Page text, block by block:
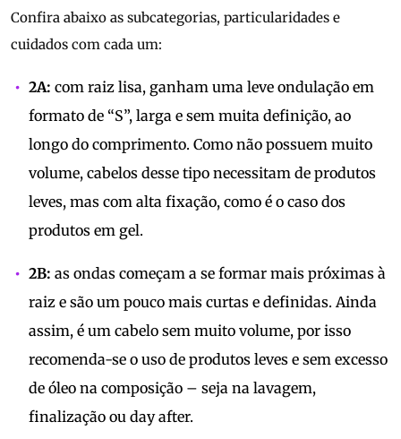
Confira abaixo as subcategorias, particularidades e
cuidados com cada um:
2A: com raiz lisa, ganham uma leve ondulação em
formato de “S”, larga e sem muita definição, ao
longo do comprimento. Como não possuem muito
volume, cabelos desse tipo necessitam de produtos
leves, mas com alta fixação, como é o caso dos
produtos em gel.
2B: as ondas começam a se formar mais próximas à
raiz e são um pouco mais curtas e definidas. Ainda
assim, é um cabelo sem muito volume, por isso
recomenda-se o uso de produtos leves e sem excesso
de óleo na composição – seja na lavagem,
finalização ou day after.